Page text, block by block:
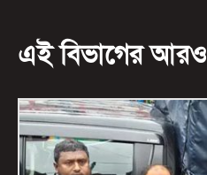
এই বিভাগের আরও